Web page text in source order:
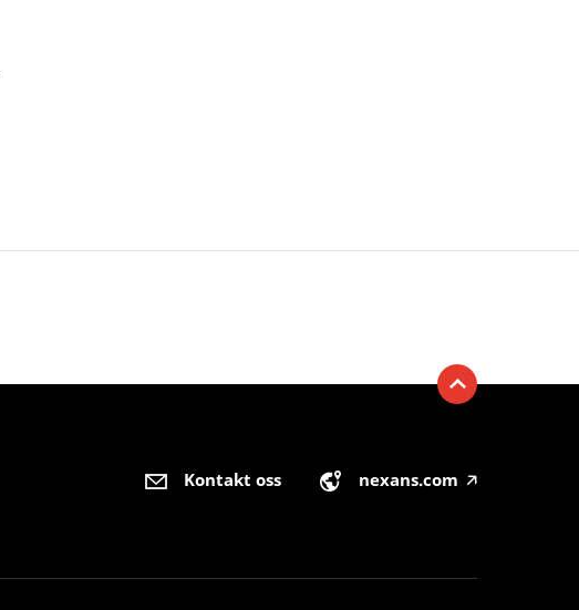
Kontakt oss nexans.com 🡥